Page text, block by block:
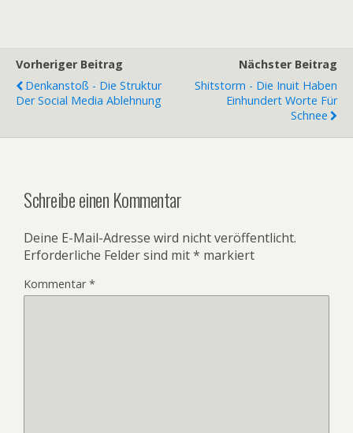
Vorheriger Beitrag
Denkanstoß - Die Struktur
Der Social Media Ablehnung
Nächster Beitrag
Shitstorm - Die Inuit Haben
Einhundert Worte Für
Schnee
Schreibe einen Kommentar
Deine E-Mail-Adresse wird nicht veröffentlicht.
Erforderliche Felder sind mit* markiert
Kommentar*